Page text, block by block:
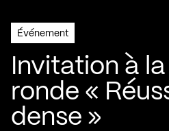
Événement
Invitation à
ronde «
dense »